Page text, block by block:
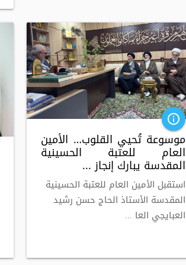
info_outline
موسوعة تُحيي القلوب… الأمين
العام للعتبة الحسينية
المقدسة يبارك إنجاز ...
استقبل الأمين العام للعتبة الحسينية
المقدسة الأستاذ الحاج حسن رشيد
العبايجي العا ...